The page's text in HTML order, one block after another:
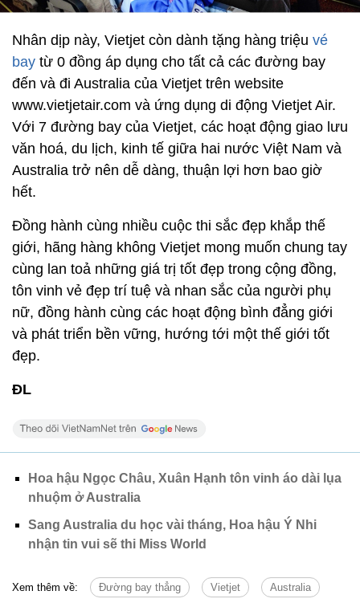
Nhân dịp này, Vietjet còn dành tặng hàng triệu vé
bay từ 0 đồng áp dụng cho tất cả các đường bay
đến và đi Australia của Vietjet trên website
www.vietjetair.com và ứng dụng di động Vietjet Air.
Với 7 đường bay của Vietjet, các hoạt động giao lưu
văn hoá, du lịch, kinh tế giữa hai nước Việt Nam và
Australia trở nên dễ dàng, thuận lợi hơn bao giờ
hết.
Đồng hành cùng nhiều cuộc thi sắc đẹp khắp thế
giới, hãng hàng không Vietjet mong muốn chung tay
cùng lan toả những giá trị tốt đẹp trong cộng đồng,
tôn vinh vẻ đẹp trí tuệ và nhan sắc của người phụ
nữ, đồng hành cùng các hoạt động bình đẳng giới
và phát triển bền vững, hướng tới một thế giới tốt
đẹp.
ĐL
Hoa hậu Ngọc Châu, Xuân Hạnh tôn vinh áo dài lụa
nhuộm ở Australia
Sang Australia du học vài tháng, Hoa hậu Ý Nhi
nhận tin vui sẽ thi Miss World
Xem thêm về: Đường bay thẳng Vietjet Australia